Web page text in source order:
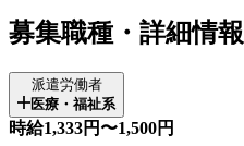
募集職種・詳細情報
派遣労働者
医療・福祉系
時給1,333円〜1,500円